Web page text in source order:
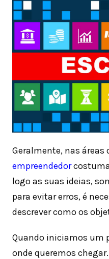
Geralmente, nas áreas
empreendedor
logo as suas ideias,
para evitar erros, é
descrever como os
Quando iniciamos um
onde queremos